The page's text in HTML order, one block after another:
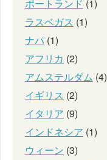
ポートランド (1)
ラスベガス (1)
ナパ (1)
アフリカ (2)
アムステルダム (4)
イギリス (2)
イタリア (9)
インドネシア (1)
ウィーン (3)